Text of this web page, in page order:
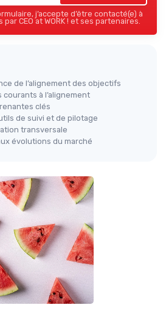
j’accepte d’être contacté(e) à
CEO at WORK ! et ses partenaires.
de l’alignement des objectifs
à l’alignement
clés
de suivi et de pilotage
transversale
évolutions du marché